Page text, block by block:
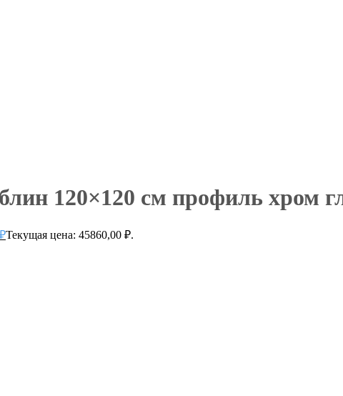
120×120 см профиль хром
₽Текущая цена: 45860,00 ₽.